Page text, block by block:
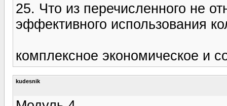
25. Что из перечисленного не
эффективного использования
комплексное экономическое и
kudesnik